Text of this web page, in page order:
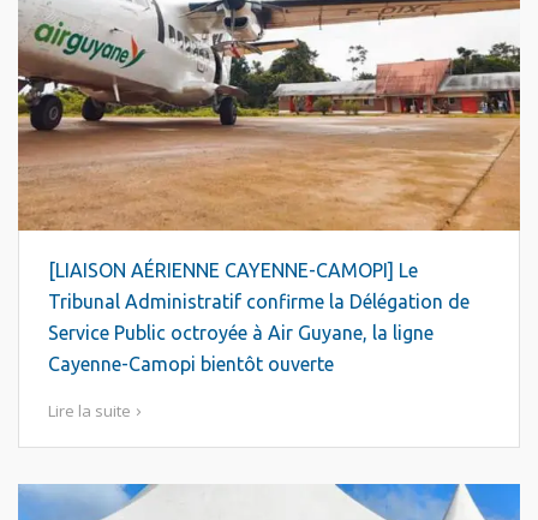
[LIAISON AÉRIENNE CAYENNE-CAMOPI] Le
Tribunal Administratif confirme la Délégation de
Service Public octroyée à Air Guyane, la ligne
Cayenne-Camopi bientôt ouverte
Lire la suite